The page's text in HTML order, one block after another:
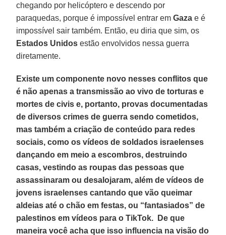
chegando por helicóptero e descendo por
paraquedas, porque é impossível entrar emGaza e é
impossível sair também. Então, eu diria que sim, os
Estados Unidos estão envolvidos nessa guerra
diretamente.
Existe um componente novo nesses conflitos que
é não apenas a transmissão ao vivo de torturas e
mortes de civis e, portanto, provas documentadas
de diversos crimes de guerra sendo cometidos,
mas também a criação de conteúdo para redes
sociais, como os vídeos de soldados israelenses
dançando em meio a escombros, destruindo
casas, vestindo as roupas das pessoas que
assassinaram ou desalojaram, além de vídeos de
jovens israelenses cantando que vão queimar
aldeias até o chão em festas, ou “fantasiados” de
palestinos em vídeos para o TikTok. De que
maneira você acha que isso influencia na visão do